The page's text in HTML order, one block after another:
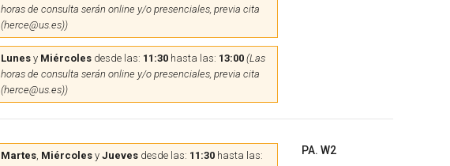
horas de consulta serán online y/o presenciales, previa cita
(herce@us.es))
Lunesy Miércolesdesde las: 11:30hasta las: 13:00 (Las
horas de consulta serán online y/o presenciales, previa cita
(herce@us.es))
Martes, Miércolesy Juevesdesde las: 11:30hasta las:
PA. W2